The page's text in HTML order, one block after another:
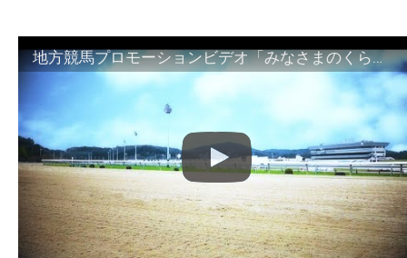
地方競馬プロモーションビデオ「みなさまのくらしのために」30秒篇｜NAR公式